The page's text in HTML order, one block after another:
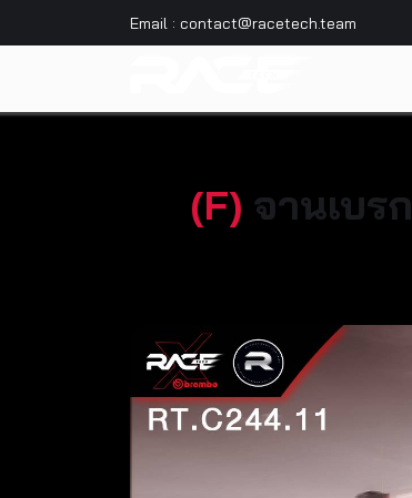
Email : contact@racetech.team
(F) จานเบรก